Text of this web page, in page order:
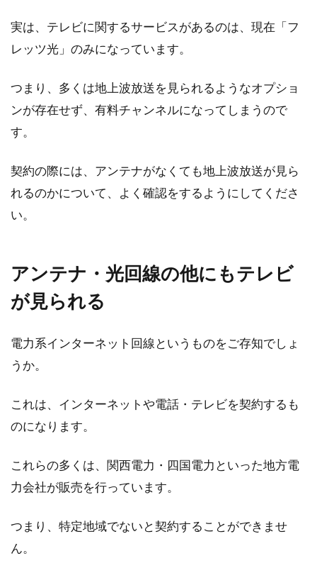
実は、テレビに関するサービスがあるのは、現在「フ
レッツ光」のみになっています。
つまり、多くは地上波放送を見られるようなオプショ
ンが存在せず、有料チャンネルになってしまうので
す。
契約の際には、アンテナがなくても地上波放送が見ら
れるのかについて、よく確認をするようにしてくださ
い。
アンテナ・光回線の他にもテレビ
が見られる
電力系インターネット回線というものをご存知でしょ
うか。
これは、インターネットや電話・テレビを契約するも
のになります。
これらの多くは、関西電力・四国電力といった地方電
力会社が販売を行っています。
つまり、特定地域でないと契約することができませ
ん。